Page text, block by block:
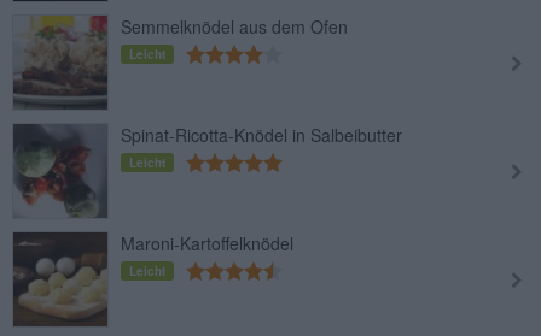
Semmelknödel aus dem Ofen
Leicht
Spinat-Ricotta-Knödel in Salbeibutter
Leicht
Maroni-Kartoffelknödel
Leicht